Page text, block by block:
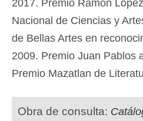
2017. Premio Ramón
Nacional de Ciencias y
de Bellas Artes en
2009. Premio Juan Pablos
Premio Mazatlan de
Obra de consulta: